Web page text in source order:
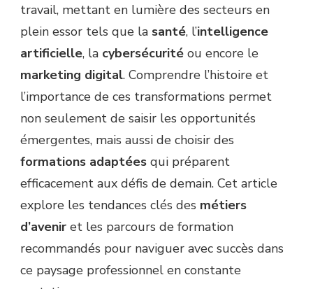
travail, mettant en lumière des secteurs en
plein essor tels que la santé, l’intelligence
artificielle, la cybersécurité ou encore le
marketing digital. Comprendre l’histoire et
l’importance de ces transformations permet
non seulement de saisir les opportunités
émergentes, mais aussi de choisir des
formations adaptées qui préparent
efficacement aux défis de demain. Cet article
explore les tendances clés des métiers
d’avenir et les parcours de formation
recommandés pour naviguer avec succès dans
ce paysage professionnel en constante